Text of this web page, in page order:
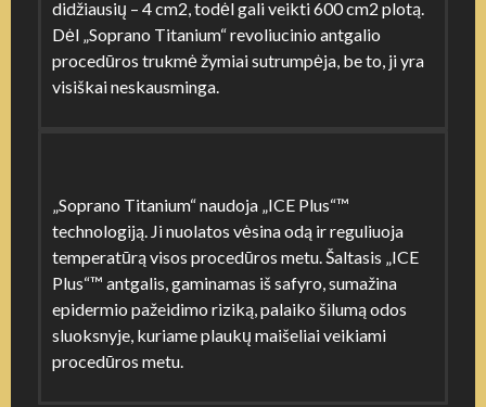
didžiausių – 4 cm2, todėl gali veikti 600 cm2 plotą.
Dėl „Soprano Titanium“ revoliucinio antgalio
procedūros trukmė žymiai sutrumpėja, be to, ji yra
visiškai neskausminga.
„Soprano Titanium“ naudoja „ICE Plus“™
technologiją. Ji nuolatos vėsina odą ir reguliuoja
temperatūrą visos procedūros metu. Šaltasis „ICE
Plus“™ antgalis, gaminamas iš safyro, sumažina
epidermio pažeidimo riziką, palaiko šilumą odos
sluoksnyje, kuriame plaukų maišeliai veikiami
procedūros metu.